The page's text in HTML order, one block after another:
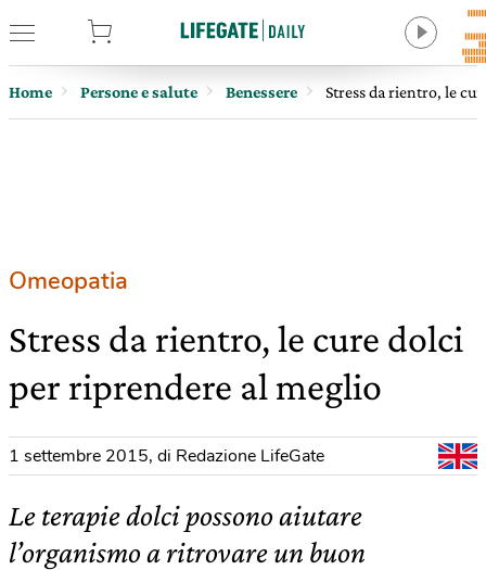
Home Persone e salute Benessere Stress da rientro, le
Omeopatia
Stress da rientro, le cure dolci
per riprendere al meglio
1 settembre 2015, di Redazione LifeGate
Le terapie dolci possono aiutare
l’organismo a ritrovare un buon